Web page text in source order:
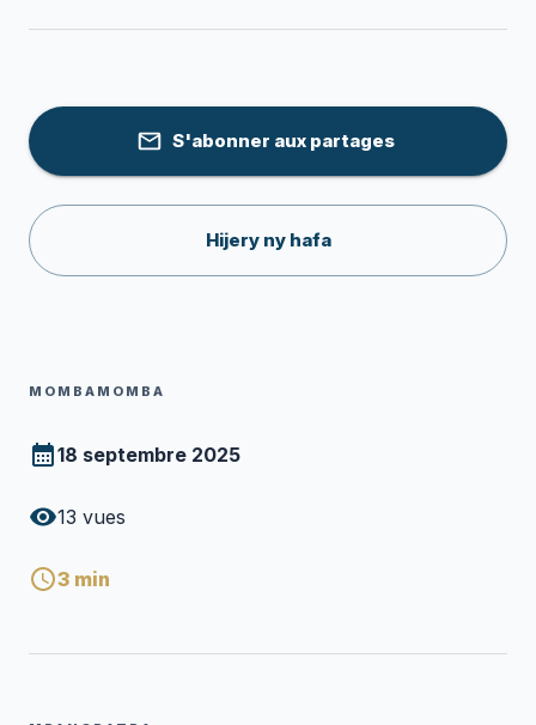
S'abonner aux partages
Hijery ny hafa
MOMBAMOMBA
18 septembre 2025
13 vues
3 min